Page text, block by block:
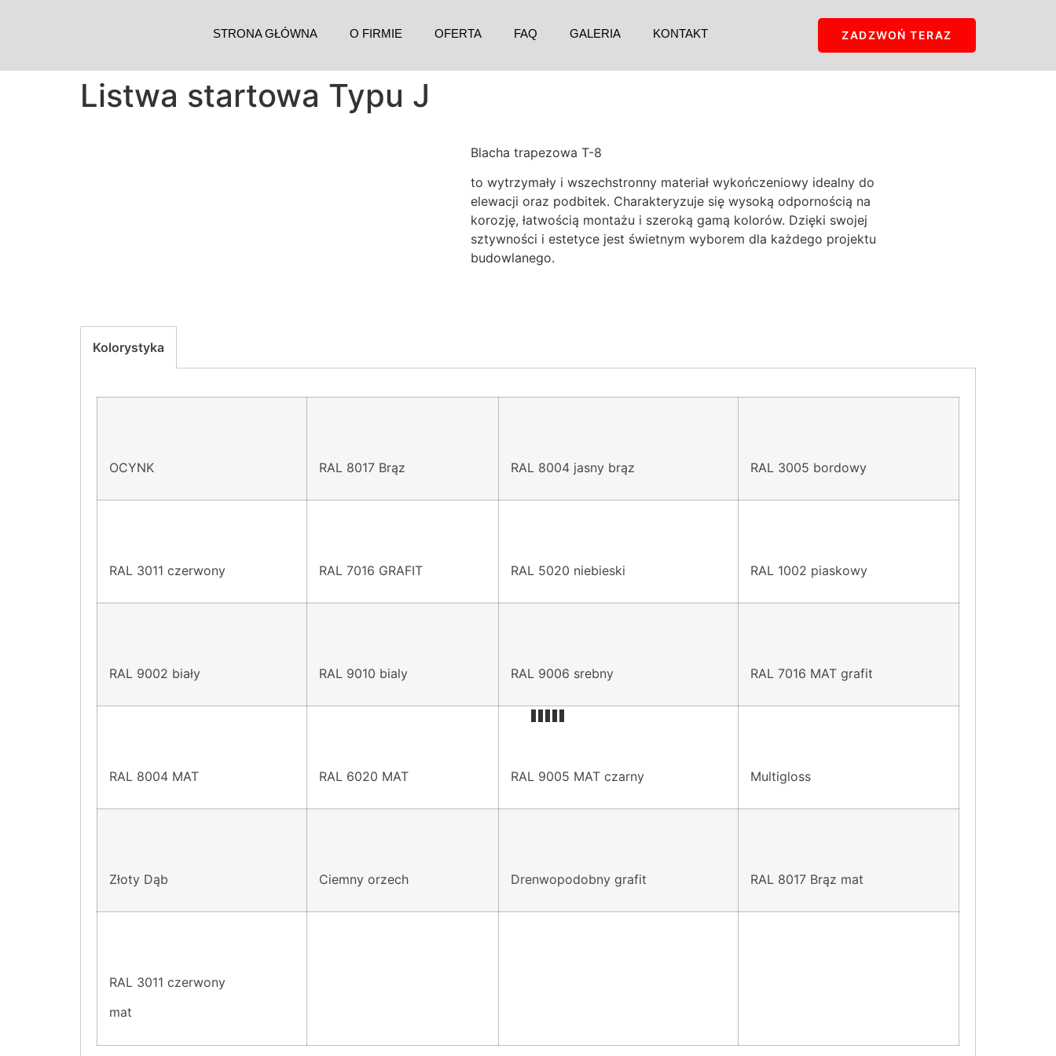
STRONA GŁÓWNA O FIRMIE OFERTA FAQ GALERIA KONTAKT ZADZWOŃ TERAZ
Listwa startowa Typu J
Blacha trapezowa T-8
to wytrzymały i wszechstronny materiał wykończeniowy idealny do
elewacji oraz podbitek. Charakteryzuje się wysoką odpornością na
korozję, łatwością montażu i szeroką gamą kolorów. Dzięki swojej
sztywności i estetyce jest świetnym wyborem dla każdego projektu
budowlanego.
Kolorystyka
OCYNK RAL 8017 Brąz RAL 8004 jasny brąz RAL 3005 bordowy
RAL 3011 czerwony RAL 7016 GRAFIT RAL 5020 niebieski RAL 1002 piaskowy
RAL 9002 biały RAL 9010 bialy RAL 9006 srebny RAL 7016 MAT grafit
RAL 8004 MAT RAL 6020 MAT RAL 9005 MAT czarny Multigloss
Złoty Dąb Ciemny orzech Drenwopodobny grafit RAL 8017 Brąz mat
RAL 3011 czerwony
mat